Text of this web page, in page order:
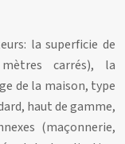
la superficie de
carrés), la
de la maison, type
haut de gamme,
(maçonnerie,